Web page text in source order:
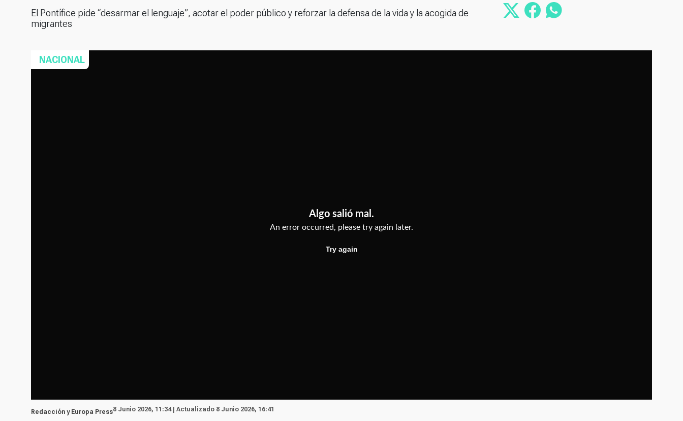
El Pontífice pide “desarmar el lenguaje”, acotar el poder público y reforzar la defensa de la vida y la acogida de
migrantes
NACIONAL
Redacción y Europa Press8 Junio 2026, 11:34 | Actualizado 8 Junio 2026, 16:41